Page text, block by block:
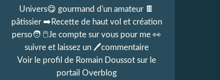
Univers😋 gourmand d'un amateur 🍫
pâtissier ➡️Recette de haut vol et création
perso🧑 🖱Je compte sur vous pour me 👀
suivre et laissez un 🖊commentaire
Voir le profil de Romain Doussotsur le
portail Overblog